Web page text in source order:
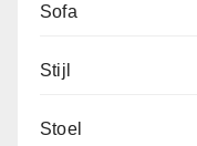
Sofa
Stijl
Stoel